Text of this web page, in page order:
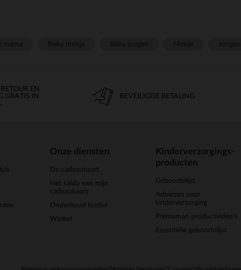
EN
GRATIS IN
BEVEILIGDE BETALING
Onze diensten
De cadeaukaart
Het saldo van mijn
cadeaukaart
Onderhoud textiel
Winkel
Kinderverzorgings-
producten
Geboortelijst
Adviezen voor
kinderverzorging
Prémaman productvideo's
Essentiële geboortelijst